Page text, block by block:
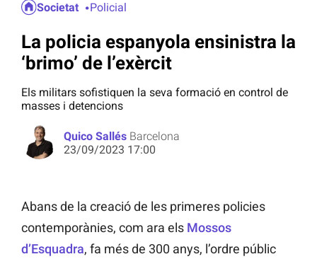
Societat Policial
La policia espanyola ensinistra la
‘brimo’ de l’exèrcit
Els militars sofistiquen la seva formació en control de
masses i detencions
Quico Sallés Barcelona
23/09/2023 17:00
Abans de la creació de les primeres policies
contemporànies, com ara els Mossos
d’Esquadra, fa més de 300 anys, l’ordre públic